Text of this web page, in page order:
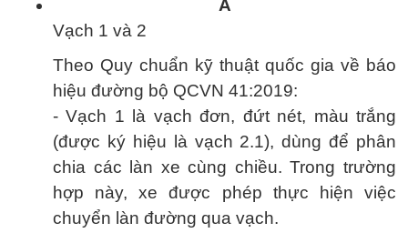
A
Vạch 1 và 2
Theo Quy chuẩn kỹ thuật quốc gia về báo
hiệu đường bộ QCVN 41:2019:
- Vạch 1 là vạch đơn, đứt nét, màu trắng
(được ký hiệu là vạch 2.1), dùng để phân
chia các làn xe cùng chiều. Trong trường
hợp này, xe được phép thực hiện việc
chuyển làn đường qua vạch.